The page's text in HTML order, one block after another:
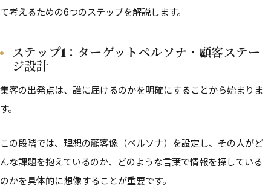
て考えるための6つのステップを解説します。
ステップ1：ターゲットペルソナ・顧客ステー
ジ設計
集客の出発点は、誰に届けるのかを明確にすることから始まりま
す。
この段階では、理想の顧客像（ペルソナ）を設定し、その人がど
んな課題を抱えているのか、どのような言葉で情報を探している
のかを具体的に想像することが重要です。